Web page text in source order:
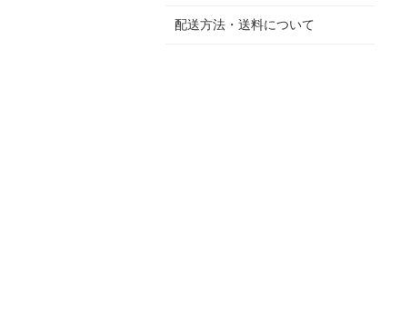
配送方法・送料について